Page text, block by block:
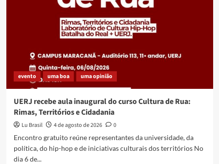
evento uma boa
Ministério da Cultura promove curso de
formação gratuito para o setor cultural na
Baixada Fluminense
evento uma boa
Debate em Caxias destaca fortalecimento do
audiovisual comunitário na Baixada Fluminense
Estreia dia 03/06 filme que resgata a vida e a
obra do sambista Hélio Cabral
MUNDO
evento uma boa uma opinião
UERJ recebe aula inaugural do curso Cultura de Rua:
Rimas, Territórios e Cidadania
Lu Brasil 4 de agosto de 2026
0
Encontro gratuito reúne representantes da universidade, da
política, do hip-hop e de iniciativas culturais dos territórios No
dia 6 de...